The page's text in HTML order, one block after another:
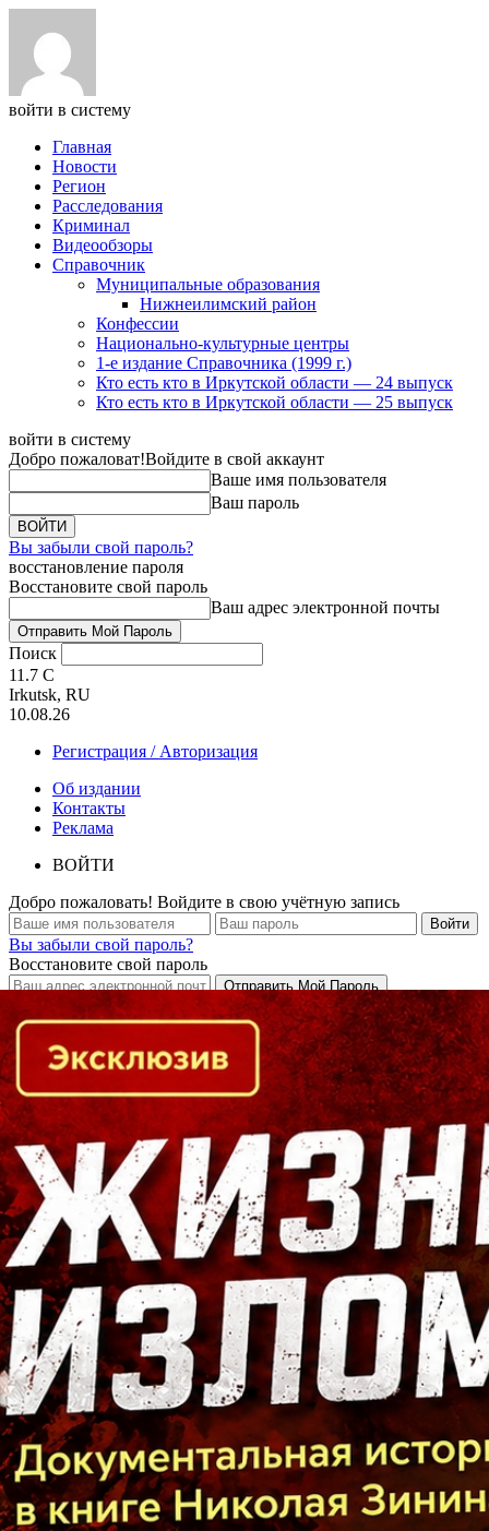
войти в систему
Главная
Новости
Регион
Расследования
Криминал
Видеообзоры
Справочник
Муниципальные образования
Нижнеилимский район
Конфессии
Национально-культурные центры
1-е издание Справочника (1999 г.)
Кто есть кто в Иркутской области — 24 выпуск
Кто есть кто в Иркутской области — 25 выпуск
войти в систему
Добро пожаловат!Войдите в свой аккаунт
Ваше имя пользователя
Ваш пароль
Вы забыли свой пароль?
восстановление пароля
Восстановите свой пароль
Ваш адрес электронной почты
Поиск
11.7 C
Irkutsk, RU
10.08.26
Регистрация / Авторизация
Об издании
Контакты
Реклама
ВОЙТИ
Добро пожаловать! Войдите в свою учётную запись
Вы забыли свой пароль?
Восстановите свой пароль
Кто есть кто в Байкальском регионе